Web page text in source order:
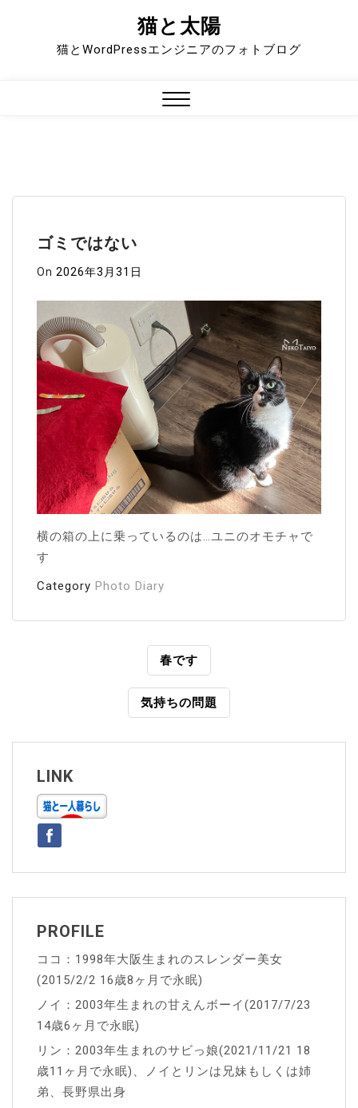
猫と太陽
猫とWordPressエンジニアのフォトブログ
ゴミではない
On 2026年3月31日
横の箱の上に乗っているのは…ユニのオモチャで
す
Category Photo Diary
ビ
ゲ
ー
シ
ョ
ン
春です
気持ちの問題
LINK
PROFILE
ココ：1998年大阪生まれのスレンダー美女
(2015/2/2 16歳8ヶ月で永眠)
ノイ：2003年生まれの甘えんボーイ(2017/7/23
14歳6ヶ月で永眠)
リン：2003年生まれのサビっ娘(2021/11/21 18
歳11ヶ月で永眠)、ノイとリンは兄妹もしくは姉
弟、長野県出身